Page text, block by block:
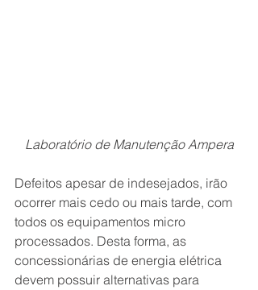
Laboratório de Manutenção Ampera
Defeitos apesar de indesejados, irão
ocorrer mais cedo ou mais tarde, com
todos os equipamentos micro
processados. Desta forma, as
concessionárias de energia elétrica
devem possuir alternativas para